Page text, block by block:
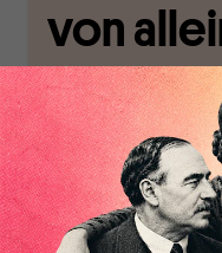
von
Nur für
MAKROSKOP
wirtschaftspolitische
Themen aus einer
postkeynesianischen